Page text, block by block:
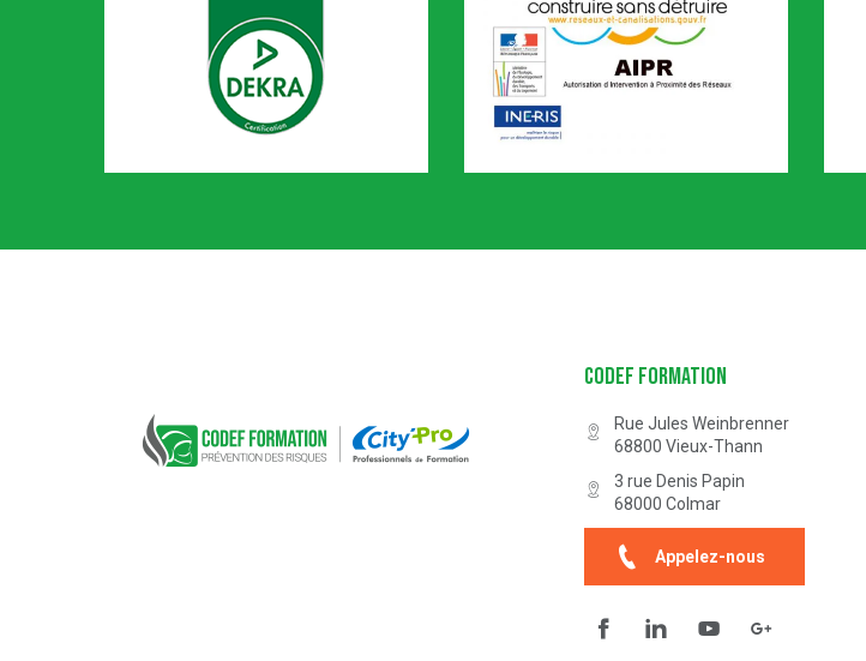
CACES AIPR
Codef Formation
Rue Jules Weinbrenner
68800 Vieux-Thann
3 rue Denis Papin
68000 Colmar
Appelez-nous
FacebookLinkedinYouTube